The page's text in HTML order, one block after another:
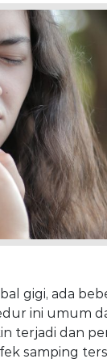
gigi, ada
ini umum
terjadi dan
samping